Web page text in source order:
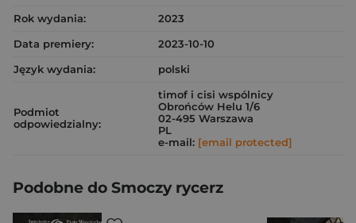
Rok wydania:
2023
Data premiery:
2023-10-10
Język wydania:
polski
Podmiot
odpowiedzialny:
timof i cisi wspólnicy
Obrońców Helu 1/6
02-495 Warszawa
PL
e-mail: [email protected]
Podobne do Smoczy rycerz